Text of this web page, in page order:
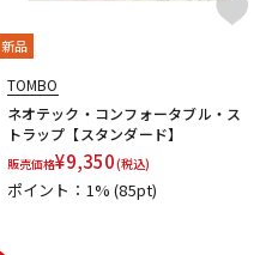
新品
TOMBO
ネオテック・コンフォータブル・ス
トラップ【スタンダード】
販売価格¥9,350(税込)
ポイント：1%(85pt)